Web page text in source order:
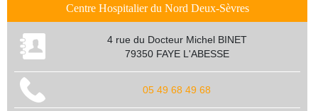
Centre Hospitalier du Nord Deux-Sèvres
4 rue du Docteur Michel BINET
79350 FAYE L'ABESSE
05 49 68 49 68